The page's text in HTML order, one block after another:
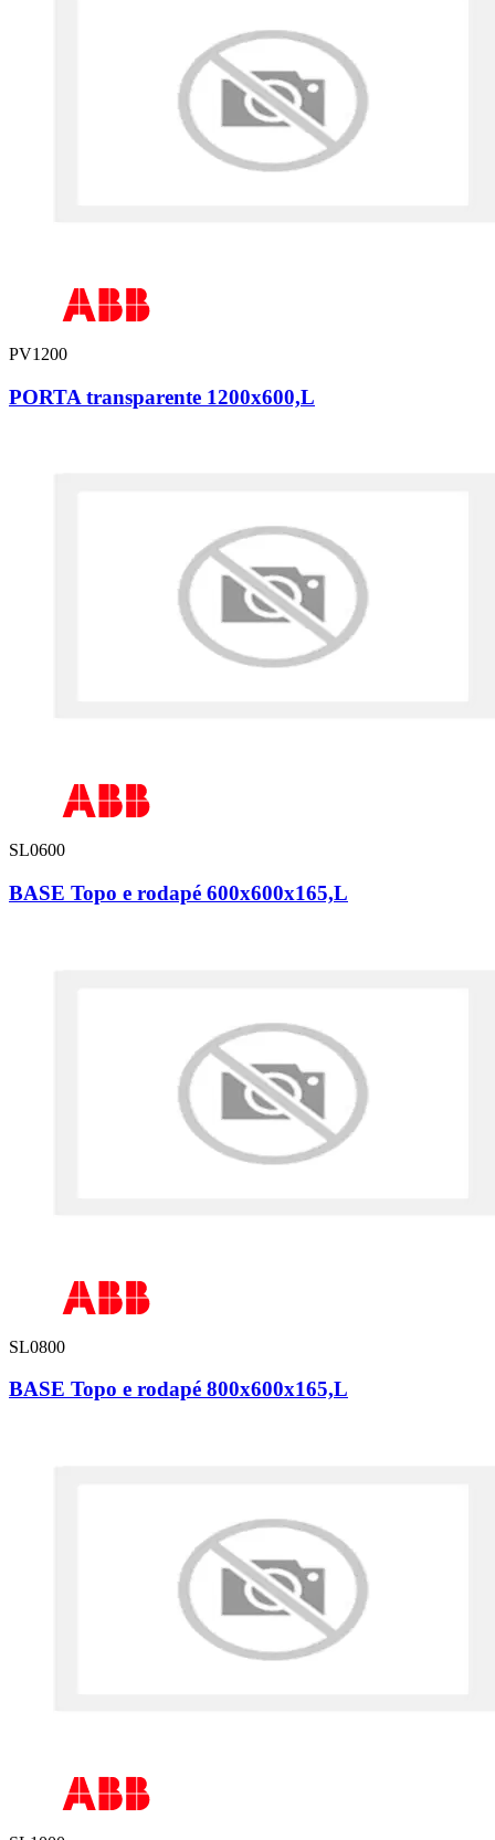
PV1200
PORTA transparente 1200x600,L
SL0600
BASE Topo e rodapé 600x600x165,L
SL0800
BASE Topo e rodapé 800x600x165,L